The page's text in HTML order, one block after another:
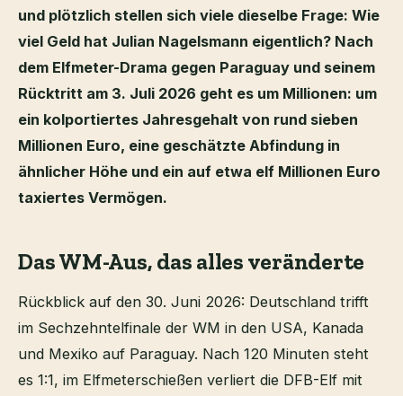
und plötzlich stellen sich viele dieselbe Frage: Wie
viel Geld hat Julian Nagelsmann eigentlich? Nach
dem Elfmeter-Drama gegen Paraguay und seinem
Rücktritt am 3. Juli 2026 geht es um Millionen: um
ein kolportiertes Jahresgehalt von rund sieben
Millionen Euro, eine geschätzte Abfindung in
ähnlicher Höhe und ein auf etwa elf Millionen Euro
taxiertes Vermögen.
Das WM-Aus, das alles veränderte
Rückblick auf den 30. Juni 2026: Deutschland trifft
im Sechzehntelfinale der WM in den USA, Kanada
und Mexiko auf Paraguay. Nach 120 Minuten steht
es 1:1, im Elfmeterschießen verliert die DFB-Elf mit